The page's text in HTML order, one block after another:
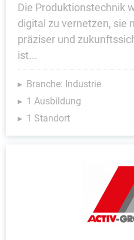
Die Produktionstechnik
digital zu vernetzen, sie
präziser und
ist...
Branche: Industrie
1 Ausbildung
1 Standort